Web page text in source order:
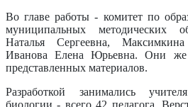
Во главе работы - комитет по
муниципальных методических
Наталья Сергеевна,
Иванова Елена Юрьевна. Они
представленных материалов.
Разработкой занимались